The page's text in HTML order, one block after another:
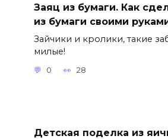
Заяц из бумаги. Как
из бумаги своими
Зайчики и кролики, такие
милые!
0 28
Детская поделка из